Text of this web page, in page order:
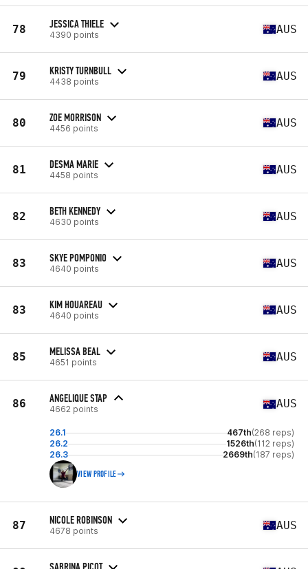
78 JESSICA THIELE
4390 points AUS
79 KRISTY TURNBULL
4438 points AUS
80 ZOE MORRISON
4456 points AUS
81 DESMA MARIE
4458 points AUS
82 BETH KENNEDY
4630 points AUS
83 SKYE POMPONIO
4640 points AUS
83 KIM HOUAREAU
4640 points AUS
85 MELISSA BEAL
4651 points AUS
86 ANGELIQUE STAP
4662 points AUS
26.1 467th(268 reps)
26.2
1526th(112 reps)
26.3
2669th(187 reps)
VIEW PROFILE
87 NICOLE ROBINSON
4678 points AUS
SABRINA PICOT